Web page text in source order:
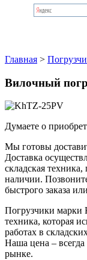
Главная >
Вилочный
Думаете о
Мы готовы
Доставка
складская техника,
наличии.
быстрого заказа
Погрузчики марки
техника, которая
работах в
Наша цена –
рынке.